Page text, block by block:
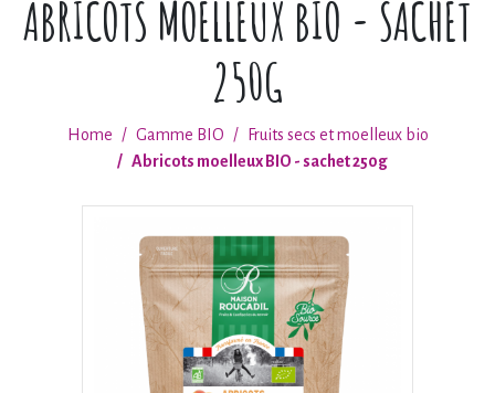
ABRICOTS MOELLEUX BIO - SACHET
250G
Home Gamme BIO
Fruits secs et moelleux bio
Abricots moelleux BIO - sachet 250g